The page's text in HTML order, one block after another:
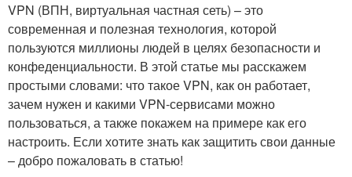
VPN (ВПН, виртуальная частная сеть) – это
современная и полезная технология, которой
пользуются миллионы людей в целях безопасности и
конфеденциальности. В этой статье мы расскажем
простыми словами: что такое VPN, как он работает,
зачем нужен и какими VPN-сервисами можно
пользоваться, а также покажем на примере как его
настроить. Если хотите знать как защитить свои данные
– добро пожаловать в статью!